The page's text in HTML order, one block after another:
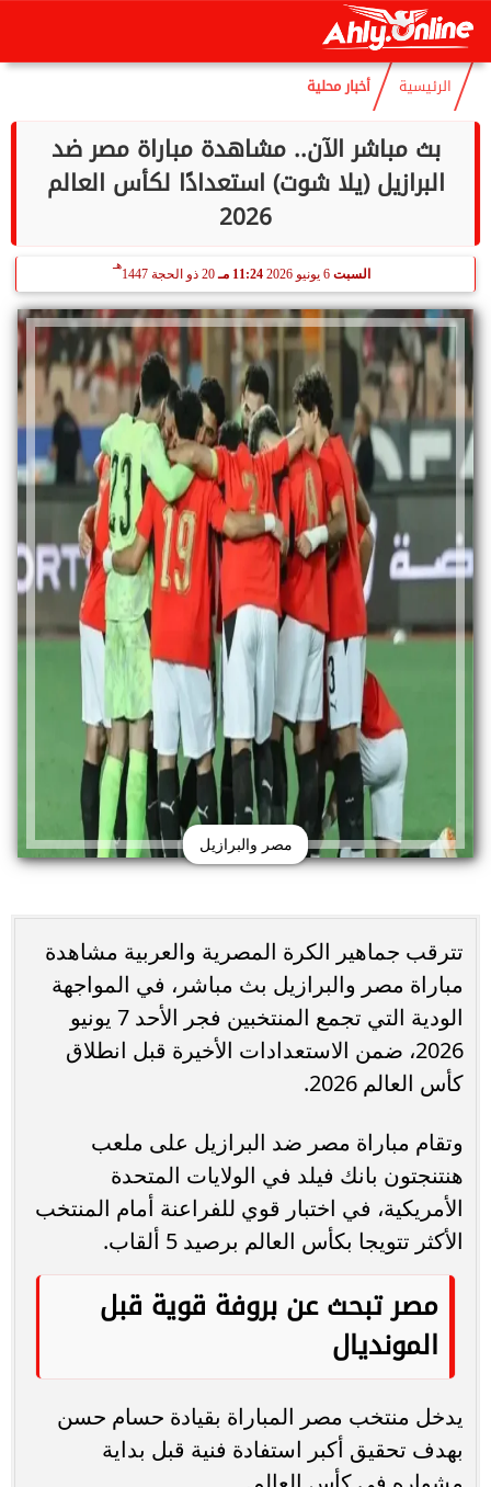
السبت
الرئيسية أخبار محلية
بث مباشر الآن.. مشاهدة مباراة مصر ضد
البرازيل (يلا شوت) استعدادًا لكأس العالم
2026
السبت 6 يونيو 2026 11:24 مـ 20 ذو الحجة 1447
هـ
مصر والبرازيل
تترقب جماهير الكرة المصرية والعربية مشاهدة
مباراة مصر والبرازيل بث مباشر، في المواجهة
الودية التي تجمع المنتخبين فجر الأحد 7 يونيو
2026، ضمن الاستعدادات الأخيرة قبل انطلاق
كأس العالم 2026.
وتقام مباراة مصر ضد البرازيل على ملعب
هنتنجتون بانك فيلد في الولايات المتحدة
الأمريكية، في اختبار قوي للفراعنة أمام المنتخب
الأكثر تتويجا بكأس العالم برصيد 5 ألقاب.
مصر تبحث عن بروفة قوية قبل
المونديال
يدخل منتخب مصر المباراة بقيادة حسام حسن
بهدف تحقيق أكبر استفادة فنية قبل بداية